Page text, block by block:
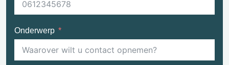
Onderwerp